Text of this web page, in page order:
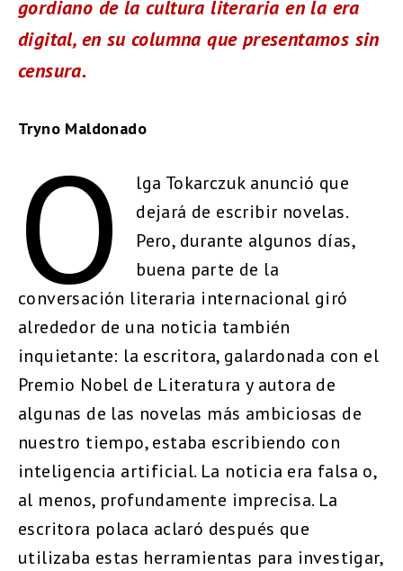
gordiano de la cultura literaria en la era
digital, en su columna que presentamos sin
censura.
Tryno Maldonado
O
lga Tokarczuk anunció que
dejará de escribir novelas.
Pero, durante algunos días,
buena parte de la
conversación literaria internacional giró
alrededor de una noticia también
inquietante: la escritora, galardonada con el
Premio Nobel de Literatura y autora de
algunas de las novelas más ambiciosas de
nuestro tiempo, estaba escribiendo con
inteligencia artificial. La noticia era falsa o,
al menos, profundamente imprecisa. La
escritora polaca aclaró después que
utilizaba estas herramientas para investigar,